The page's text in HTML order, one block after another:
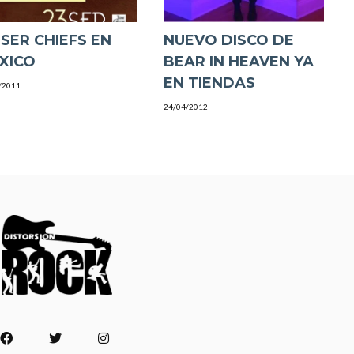
CHIEFS EN
NUEVO DISCO DE
BEAR IN HEAVEN YA
24/04/2012